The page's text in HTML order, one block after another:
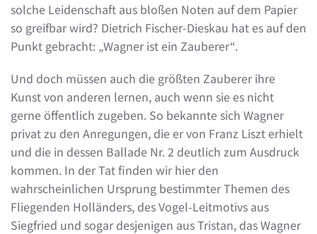
solche Leidenschaft aus bloßen Noten auf dem Papier
so greifbar wird? Dietrich Fischer-Dieskau hat es auf den
Punkt gebracht: „Wagner ist ein Zauberer“.
Und doch müssen auch die größten Zauberer ihre
Kunst von anderen lernen, auch wenn sie es nicht
gerne öffentlich zugeben. So bekannte sich Wagner
privat zu den Anregungen, die er von Franz Liszt erhielt
und die in dessen Ballade Nr. 2 deutlich zum Ausdruck
kommen. In der Tat finden wir hier den
wahrscheinlichen Ursprung bestimmter Themen des
Fliegenden Holländers, des Vogel-Leitmotivs aus
Siegfried und sogar desjenigen aus Tristan, das Wagner